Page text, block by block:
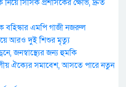
সিসিক প্রশাসকের ক্ষোভ, দ্রুত
বহিস্কার এমপি গাজী নজরুল
আরও দুই শিশুর মৃত্যু
জনস্বাস্থ্যের জন্য হুমকি
ঐক্যের সমাবেশ, আসতে পারে নতুন